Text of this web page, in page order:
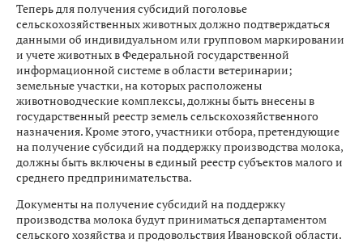
Теперь для получения субсидий поголовье
сельскохозяйственных животных должно подтверждаться
данными об индивидуальном или групповом маркировании
и учете животных в Федеральной государственной
информационной системе в области ветеринарии;
земельные участки, на которых расположены
животноводческие комплексы, должны быть внесены в
государственный реестр земель сельскохозяйственного
назначения. Кроме этого, участники отбора, претендующие
на получение субсидий на поддержку производства молока,
должны быть включены в единый реестр субъектов малого и
среднего предпринимательства.
Документы на получение субсидий на поддержку
производства молока будут приниматься департаментом
сельского хозяйства и продовольствия Ивановской области.